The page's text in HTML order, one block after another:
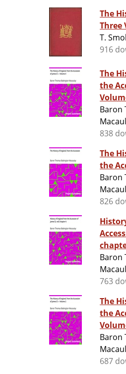
The
Three
T.
916
The
the
Baron
838
The
the
Baron
826
Baron
763
The
the
Baron
687